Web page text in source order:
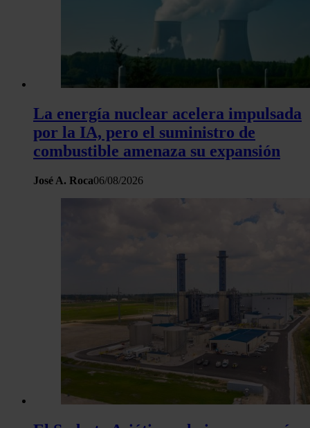
La energía nuclear acelera impulsada
por la IA, pero el suministro de
combustible amenaza su expansión
José A. Roca06/08/2026